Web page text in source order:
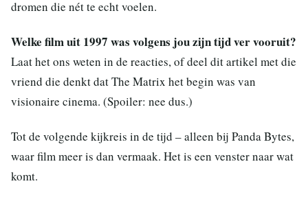
dromen die nét te echt voelen.
Welke film uit 1997 was volgens jou zijn tijd ver vooruit?
Laat het ons weten in de reacties, of deel dit artikel met die
vriend die denkt dat The Matrix het begin was van
visionaire cinema. (Spoiler: nee dus.)
Tot de volgende kijkreis in de tijd – alleen bij Panda Bytes,
waar film meer is dan vermaak. Het is een venster naar wat
komt.